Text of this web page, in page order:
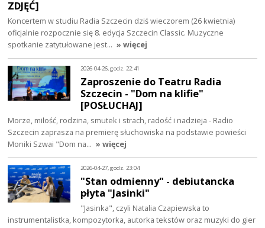
ZDJĘĆ]
Koncertem w studiu Radia Szczecin dziś wieczorem (26 kwietnia)
oficjalnie rozpocznie się 8. edycja Szczecin Classic. Muzyczne
spotkanie zatytułowane jest… » więcej
2026-04-26, godz. 22:41
Zaproszenie do Teatru Radia
Szczecin - "Dom na klifie"
[POSŁUCHAJ]
Morze, miłość, rodzina, smutek i strach, radość i nadzieja - Radio
Szczecin zaprasza na premierę słuchowiska na podstawie powieści
Moniki Szwai "Dom na… » więcej
2026-04-27, godz. 23:04
"Stan odmienny" - debiutancka
płyta "Jasinki"
"Jasinka", czyli Natalia Czapiewska to
instrumentalistka, kompozytorka, autorka tekstów oraz muzyki do gier